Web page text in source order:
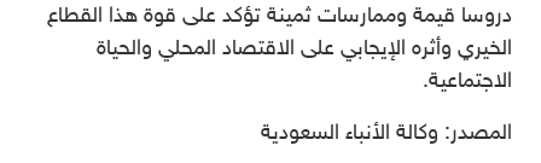
دروسا قيمة وممارسات ثمينة تؤكد على قوة هذا القطاع
الخيري وأثره الإيجابي على الاقتصاد المحلي والحياة
الاجتماعية.
المصدر: وكالة الأنباء السعودية